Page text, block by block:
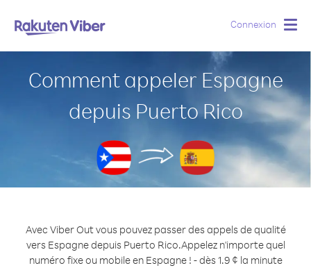
Connexion
Comment appeler Espagne
depuis Puerto Rico
Avec Viber Out vous pouvez passer des appels de qualité
vers Espagne depuis Puerto Rico.Appelez n'importe quel
numéro fixe ou mobile en Espagne ! - dès 1.9 ¢ la minute